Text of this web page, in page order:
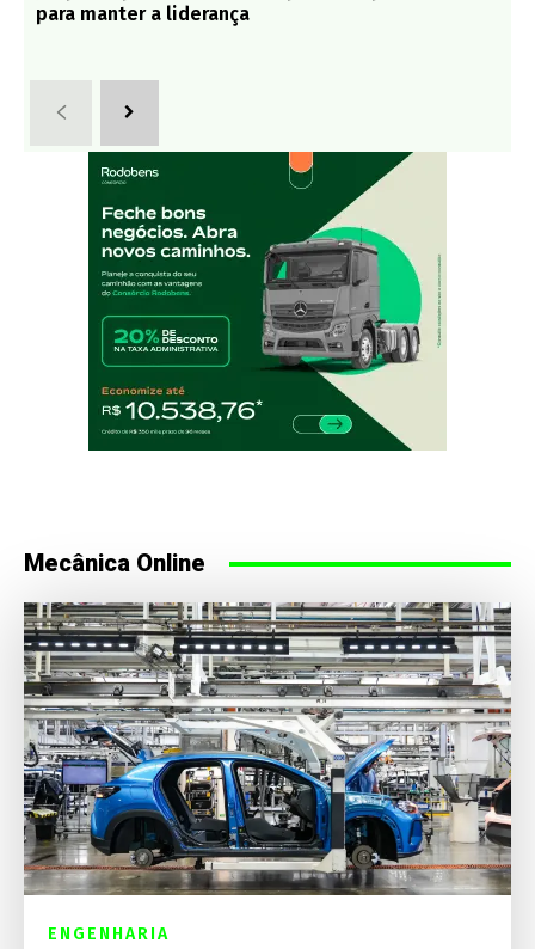
para manter a liderança
Mecânica Online
ENGENHARIA